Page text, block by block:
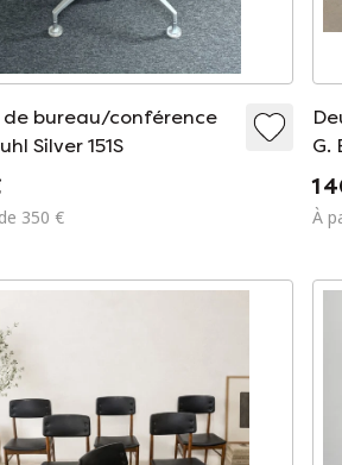
de bureau/conférence
Silver 151S
350 €
G.
1
À